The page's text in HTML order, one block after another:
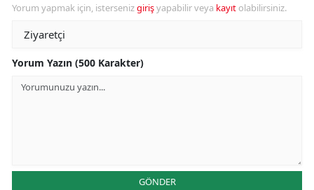
Yorum yapmak için, istersenizgirişyapabilir veya kayıt olabilirsiniz.
Yorum Yazın (500 Karakter)
GÖNDER